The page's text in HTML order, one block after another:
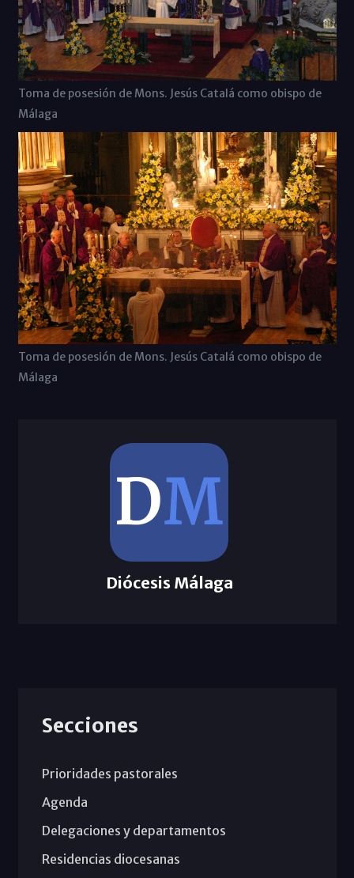
Toma de posesión de Mons. Jesús Catalá como obispo de
Málaga
Toma de posesión de Mons. Jesús Catalá como obispo de
Málaga
Diócesis Málaga
Secciones
Prioridades pastorales
Agenda
Delegaciones y departamentos
Residencias diocesanas